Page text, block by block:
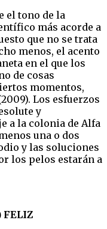
el tono de la
más acorde a
que no se trata
menos, el acento
en el que los
de cosas
momentos,
Los esfuerzos
y
a la colonia de Alfa
una o dos
y las soluciones
los pelos estarán a
FELIZ